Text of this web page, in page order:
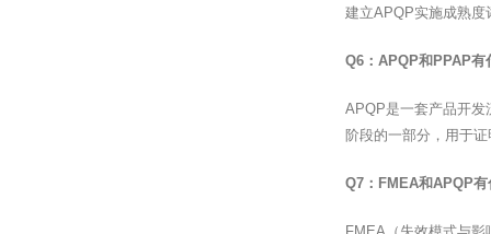
建立APQP实施成熟度
Q6：APQP和PPAP有
APQP是一套产品开发
阶段的一部分，用于
Q7：FMEA和APQP